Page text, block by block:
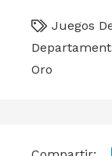
Juegos
Oro